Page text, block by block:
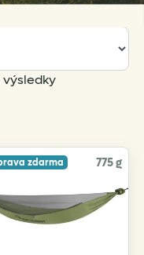
výsledkySorted
zdarma 775 g